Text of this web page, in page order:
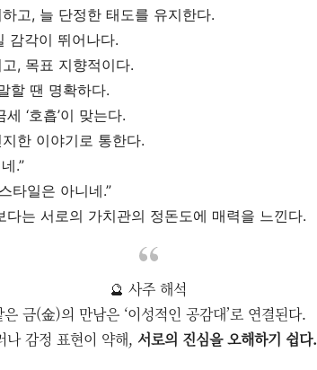
고, 늘 단정한 태도를 유지한다.
감각이 뛰어나다.
, 목표 지향적이다.
할 땐 명확하다.
‘호흡’이 맞는다.
한 이야기로 통한다.
.”
타일은 아니네.”
다는 서로의 가치관의 정돈도에 매력을 느낀다.
🔮 사주 해석
은 금(金)의 만남은 ‘이성적인 공감대’로 연결된다.
나 감정 표현이 약해, 서로의 진심을 오해하기 쉽다.